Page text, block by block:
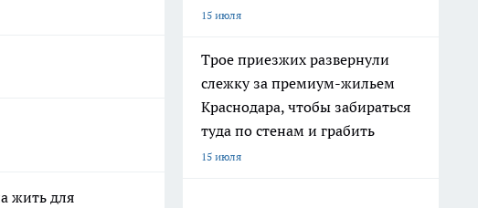
жить для
15 июля
Трое приезжих развернули
слежку за премиум-жильем
Краснодара, чтобы забираться
туда по стенам и грабить
15 июля